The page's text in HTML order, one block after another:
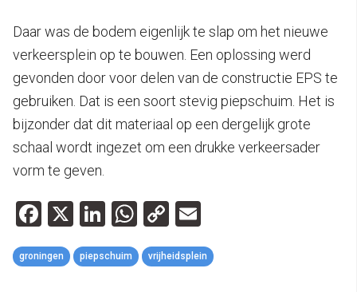
Daar was de bodem eigenlijk te slap om het nieuwe
verkeersplein op te bouwen. Een oplossing werd
gevonden door voor delen van de constructie EPS te
gebruiken. Dat is een soort stevig piepschuim. Het is
bijzonder dat dit materiaal op een dergelijk grote
schaal wordt ingezet om een drukke verkeersader
vorm te geven.
Facebook
X LinkedIn
WhatsApp
Copy
Link
groningen piepschuim vrijheidsplein